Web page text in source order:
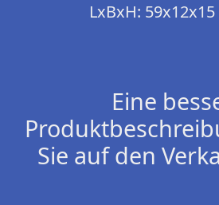
LxBxH: 59x12x15
Eine
Sie auf den